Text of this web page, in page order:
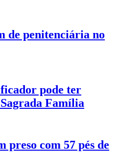
de penitenciária no
pode ter
Família
preso com 57 pés de